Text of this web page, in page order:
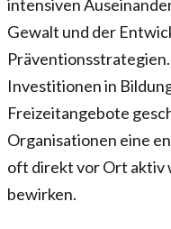
intensiven
Gewalt und der
Investitionen in
Freizeitangebote
Organisationen eine
oft direkt vor Ort aktiv
bewirken.